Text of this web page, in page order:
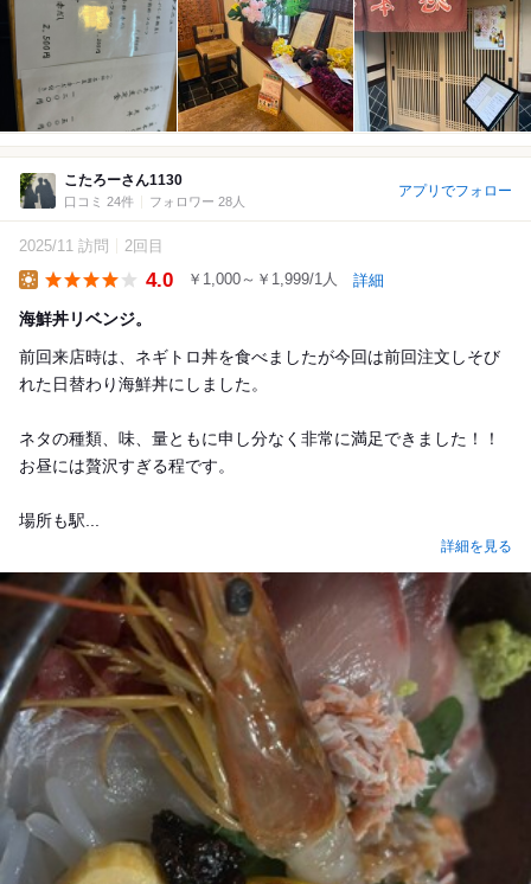
こたろーさん1130
口コミ 24件 フォロワー 28人
アプリでフォロー
2025/11 訪問 2回目
4.0 ￥1,000～￥1,999/1人 詳細
海鮮丼リベンジ。
前回来店時は、ネギトロ丼を食べましたが今回は前回注文しそび
れた日替わり海鮮丼にしました。
ネタの種類、味、量ともに申し分なく非常に満足できました！！
お昼には贅沢すぎる程です。
場所も駅...
詳細を見る